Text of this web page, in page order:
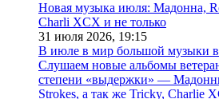
Новая музыка июля: Мадонна,
Charli XCX и не только
31 июля 2026, 19:15
В июле в мир большой музыки
Слушаем новые альбомы
степени «выдержки» —
Strokes, а так же Tricky, Charlie